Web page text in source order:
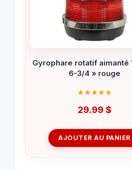
Gyrophare rotatif aimanté
6-3/4 » rouge
29.99 $
AJOUTER AU PANIER